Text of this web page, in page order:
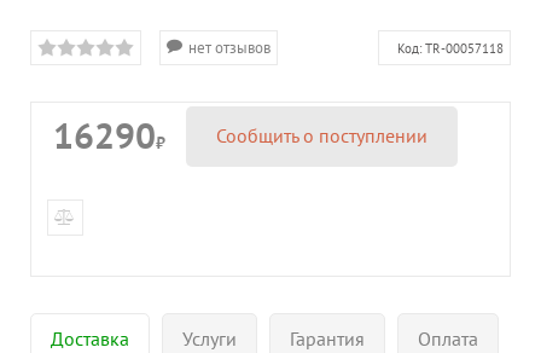
нет отзывов Код: TR-00057118
16290₽ Сообщить о поступлении
Доставка Услуги Гарантия Оплата